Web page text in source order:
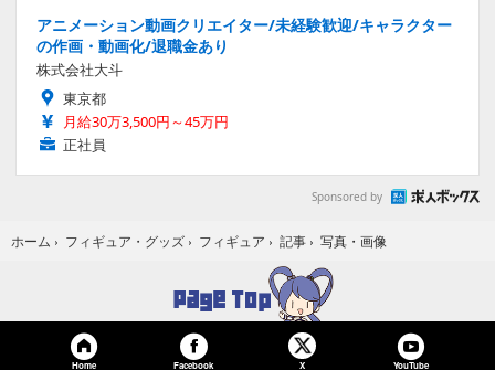
アニメーション動画クリエイター/未経験歓迎/キャラクター
の作画・動画化/退職金あり
株式会社大斗
東京都
月給30万3,500円～45万円
正社員
Sponsored by
ホーム › フィギュア・グッズ › フィギュア › 記事 › 写真・画像
Home Facebook X YouTube